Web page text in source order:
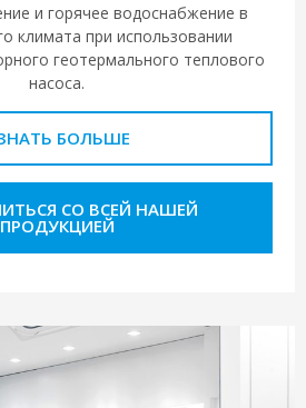
и горячее водоснабжение в
климата при использовании
геотермального теплового
насоса.
БОЛЬШЕ
СО ВСЕЙ НАШЕЙ
ПРОДУКЦИЕЙ